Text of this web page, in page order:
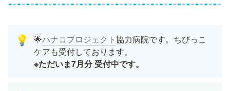
💡 🌟ハナコプロジェクト協力病院です。ちびっこ
※ただいま7月分 受付中です。